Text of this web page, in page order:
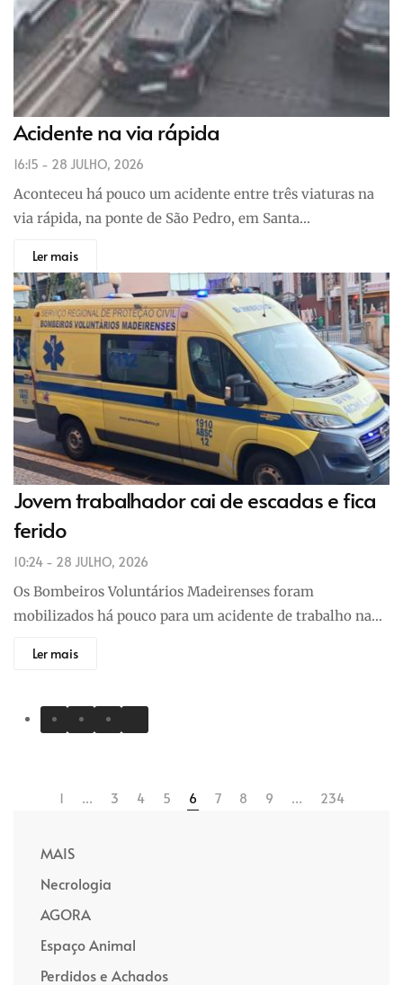
Acidente na via rápida
16:15 - 28 JULHO, 2026
Aconteceu há pouco um acidente entre três viaturas na
via rápida, na ponte de São Pedro, em Santa…
Ler mais
Jovem trabalhador cai de escadas e fica
ferido
10:24 - 28 JULHO, 2026
Os Bombeiros Voluntários Madeirenses foram
mobilizados há pouco para um acidente de trabalho na…
Ler mais
1 … 3 4 5 6 7 8 9 … 234
MAIS
Necrologia
AGORA
Espaço Animal
Perdidos e Achados